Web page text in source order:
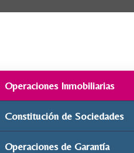
Operaciones Inmobiliarias
Constitución de Sociedades
Operaciones de Garantía